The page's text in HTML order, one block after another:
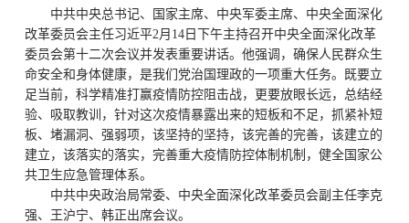
中共中央总书记、国家主席、中央军委主席、中央全面深化
改革委员会主任习近平2月14日下午主持召开中央全面深化改革
委员会第十二次会议并发表重要讲话。他强调，确保人民群众生
命安全和身体健康，是我们党治国理政的一项重大任务。既要立
足当前，科学精准打赢疫情防控阻击战，更要放眼长远，总结经
验、吸取教训，针对这次疫情暴露出来的短板和不足，抓紧补短
板、堵漏洞、强弱项，该坚持的坚持，该完善的完善，该建立的
建立，该落实的落实，完善重大疫情防控体制机制，健全国家公
共卫生应急管理体系。
中共中央政治局常委、中央全面深化改革委员会副主任李克
强、王沪宁、韩正出席会议。